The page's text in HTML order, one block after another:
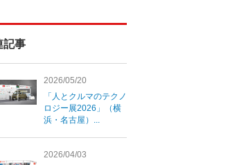
記事
2026/05/20
「人とクルマのテクノ
ロジー展2026」（横
浜・名古屋）...
2026/04/03